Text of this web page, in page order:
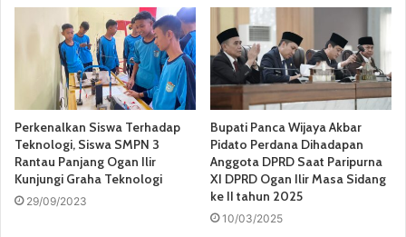
Perkenalkan Siswa Terhadap
Teknologi, Siswa SMPN 3
Rantau Panjang Ogan Ilir
Kunjungi Graha Teknologi
29/09/2023
Bupati Panca Wijaya Akbar
Pidato Perdana Dihadapan
Anggota DPRD Saat Paripurna
XI DPRD Ogan Ilir Masa Sidang
ke II tahun 2025
10/03/2025